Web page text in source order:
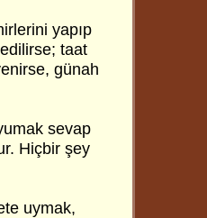
yapıp
taat
günah
sevap
Hiçbir şey
uymak,